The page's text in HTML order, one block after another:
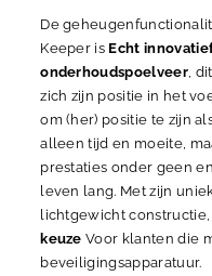
De
Keeper is Echt
onderhoudspoelveer,
zich zijn positie in het
om (her) positie te zijn
alleen tijd en moeite,
prestaties onder geen
leven lang. Met zijn
lichtgewicht
keuze Voor klanten die
beveiligingsapparatuur.